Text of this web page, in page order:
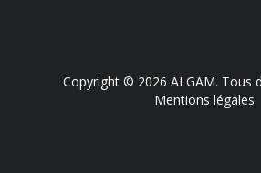
Copyright © 2026 ALGAM. Tous
Mentions légales